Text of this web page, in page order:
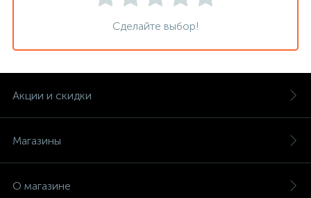
Сделайте выбор!
Акции и скидки
Магазины
О магазине